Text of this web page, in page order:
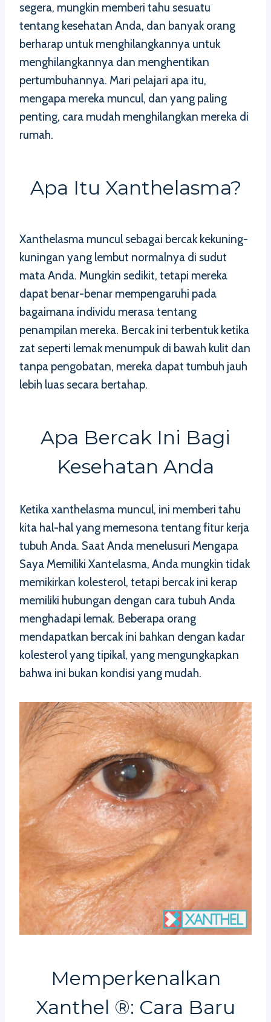
segera, mungkin memberi tahu sesuatu
tentang kesehatan Anda, dan banyak orang
berharap untuk menghilangkannya untuk
menghilangkannya dan menghentikan
pertumbuhannya. Mari pelajari apa itu,
mengapa mereka muncul, dan yang paling
penting, cara mudah menghilangkan mereka di
rumah.
Apa Itu Xanthelasma?
Xanthelasma muncul sebagai bercak kekuning-
kuningan yang lembut normalnya di sudut
mata Anda. Mungkin sedikit, tetapi mereka
dapat benar-benar mempengaruhi pada
bagaimana individu merasa tentang
penampilan mereka. Bercak ini terbentuk ketika
zat seperti lemak menumpuk di bawah kulit dan
tanpa pengobatan, mereka dapat tumbuh jauh
lebih luas secara bertahap.
Apa Bercak Ini Bagi
Kesehatan Anda
Ketika xanthelasma muncul, ini memberi tahu
kita hal-hal yang memesona tentang fitur kerja
tubuh Anda. Saat Anda menelusuri Mengapa
Saya Memiliki Xantelasma, Anda mungkin tidak
memikirkan kolesterol, tetapi bercak ini kerap
memiliki hubungan dengan cara tubuh Anda
menghadapi lemak. Beberapa orang
mendapatkan bercak ini bahkan dengan kadar
kolesterol yang tipikal, yang mengungkapkan
bahwa ini bukan kondisi yang mudah.
Memperkenalkan
Xanthel ®: Cara Baru